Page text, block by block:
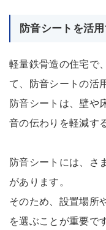
防音シートを活
軽量鉄骨造の住宅で
て、防音シートの活
防音シートは、壁や
音の伝わりを軽減す
防音シートには、さ
があります。
そのため、設置場所
を選ぶことが重要で